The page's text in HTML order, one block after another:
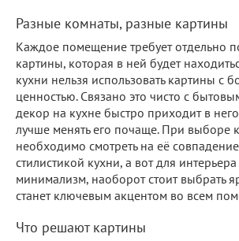
Разные комнаты, разные картины
Каждое помещение требует отдельно
картины, которая в ней будет
кухни нельзя использовать картины с
ценностью. Связано это чисто с
декор на кухне быстро приходит в
лучше менять его почаще. При выборе
необходимо смотреть на её
стилистикой кухни, а вот для интерьера
минимализм, наоборот стоит выбрать
станет ключевым акцентом во всем
Что решают картины